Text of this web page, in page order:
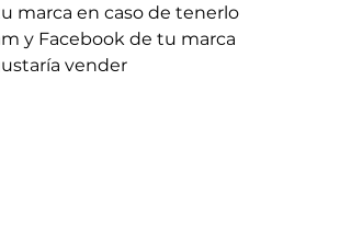
marca en caso de tenerlo
y Facebook de tu marca
vender